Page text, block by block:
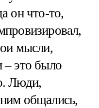
он что-то,
мысли,
– это было
Люди,
общались,